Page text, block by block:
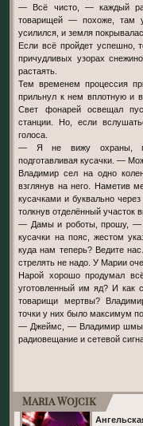
— Всё чисто, — каждый
товарищей — похоже, там
усилился, и земля
Если всё пройдет успешно,
причудливых узорах
растаять.
Тем временем процессия
прильнул к нем вплотную и
Свет фонарей освещал
станции. Но, если
голоса.
— Я не вижу охраны,
подготавливая кусачки. —
Владимир сел на одно
взглянув на него. Наметив
кусачками и буквально
толкнув отделённый
— Дамы и роботы, прошу, —
кусачки на пояс, жестом
куда нам теперь? Ведите
стрелять не надо. У Марии
Нарой хорошо продумал
уготовленный им яд? И как
товарищи мертвы?
точки у них было максимум
— Джеймс, — Владимир
радиовещание и сетевой
Maria Wojcik